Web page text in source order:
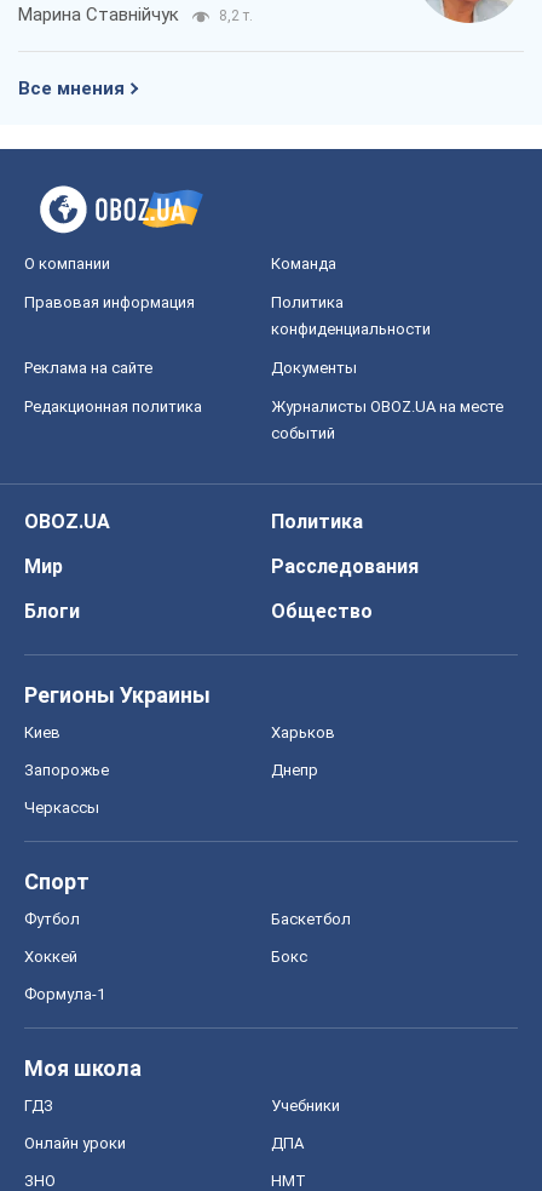
Марина Ставнійчук 8,2 т.
Все мнения
О компании Команда
Правовая информация
Политика
конфиденциальности
Реклама на сайте Документы
Редакционная политика
Журналисты OBOZ.UA на месте
событий
OBOZ.UA
Политика
Мир
Расследования
Блоги
Общество
Регионы Украины
Киев Харьков
Запорожье Днепр
Черкассы
Спорт
Футбол Баскетбол
Хоккей Бокс
Формула-1
Моя школа
ГДЗ Учебники
Онлайн уроки ДПА
ЗНО НМТ